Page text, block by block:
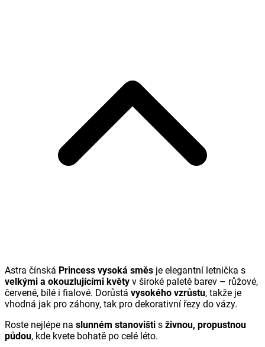
Astra čínská Princess vysoká směs je elegantní letnička s
velkými a okouzlujícími květy v široké paletě barev – růžové,
červené, bílé i fialové. Dorůstá vysokého vzrůstu, takže je
vhodná jak pro záhony, tak pro dekorativní řezy do vázy.
Roste nejlépe na slunném stanovišti s živnou, propustnou
půdou, kde kvete bohatě po celé léto.